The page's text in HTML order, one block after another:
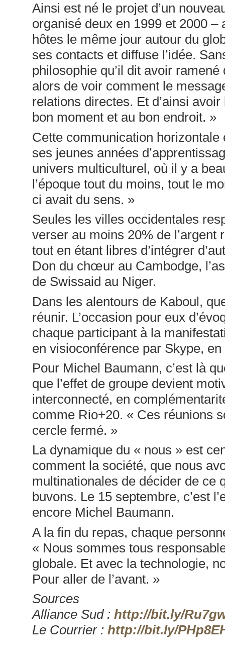
Ainsi est né le projet d’un
organisé deux en 1999 et 2000
hôtes le même jour autour du
ses contacts et diffuse l’idée.
philosophie qu’il dit avoir
alors de voir comment le
relations directes. Et d’ainsi
bon moment et au bon endroit. »
Cette communication
ses jeunes années
univers multiculturel, où il y a
l’époque tout du moins, tout le
ci avait du sens. »
Seules les villes occidentales
verser au moins 20% de
tout en étant libres d’intégrer
Don du chœur au Cambodge,
de Swissaid au Niger.
Dans les alentours de Kaboul,
réunir. L’occasion pour eux
chaque participant à la
en visioconférence par Skype,
Pour Michel Baumann, c’est là
que l’effet de groupe devient
interconnecté, en
comme Rio+20. « Ces réunions
cercle fermé. »
La dynamique du « nous » est
comment la société, que nous
multinationales de décider de ce
buvons. Le 15 septembre, c’est
encore Michel Baumann.
A la fin du repas, chaque
« Nous sommes tous
globale. Et avec la technologie,
Pour aller de l’avant. »
Sources
Alliance Sud : http://bit.ly/
Le Courrier : http://bit.ly/